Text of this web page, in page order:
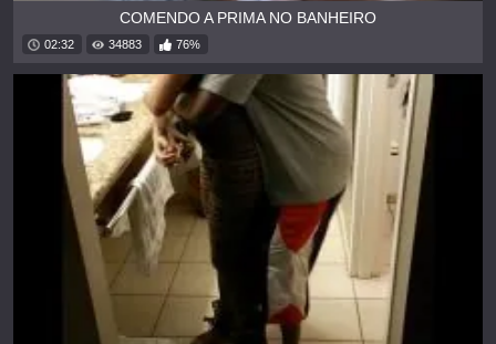
COMENDO A PRIMA NO BANHEIRO
02:32 34883 76%